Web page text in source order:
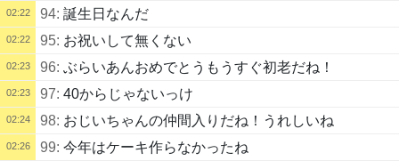
02:22 94: 誕生日なんだ
02:22 95: お祝いして無くない
02:23 96: ぶらいあんおめでとうもうすぐ初老だね！
02:23 97: 40からじゃないっけ
02:24 98: おじいちゃんの仲間入りだね！うれしいね
02:26 99: 今年はケーキ作らなかったね